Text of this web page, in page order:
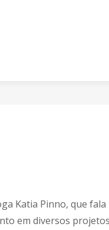
Katia Pinno, que
em diversos